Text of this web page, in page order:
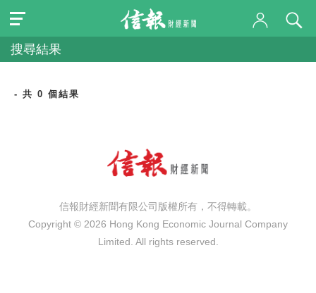
搜尋結果
- 共 0 個結果
信報財經新聞有限公司版權所有，不得轉載。
Copyright © 2026 Hong Kong Economic Journal Company
Limited. All rights reserved.